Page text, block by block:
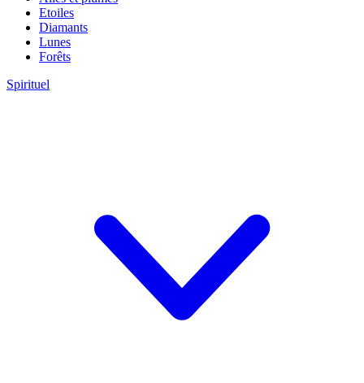
Etoiles
Diamants
Lunes
Forêts
Spirituel